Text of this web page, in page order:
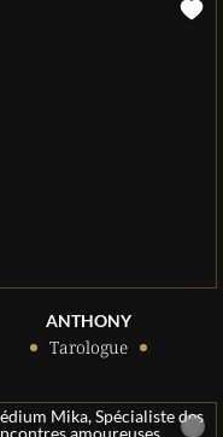
ANTHONY
Tarologue